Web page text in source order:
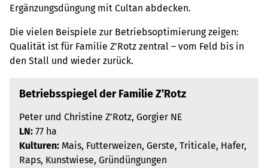
Ergänzungsdüngung mit Cultan abdecken.
Die vielen Beispiele zur Betriebsoptimierung zeigen:
Qualität ist für Familie Z’Rotz zentral – vom Feld bis in
den Stall und wieder zurück.
Betriebsspiegel der Familie Z’Rotz
Peter und Christine Z’Rotz, Gorgier NE
LN: 77 ha
Kulturen: Mais, Futterweizen, Gerste, Triticale, Hafer,
Raps, Kunstwiese, Gründüngungen